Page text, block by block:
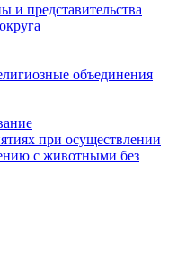
и представительства
объединения
при осуществлении
с животными без